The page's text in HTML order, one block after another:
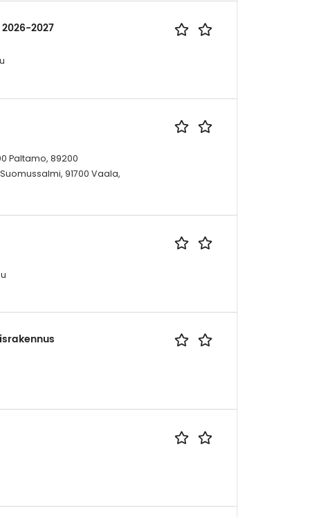
2027
Paltamo, 89200
91700 Vaala,